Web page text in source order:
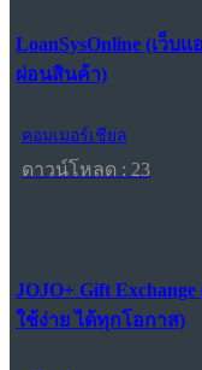
LoanSysOnline (เว็
ผ่อนสินค้า)
คอมเมอร์เชียล
ดาวน์โหลด : 23
JOJO+ Gift
ใช้ง่าย ได้ทุกโอกาส)